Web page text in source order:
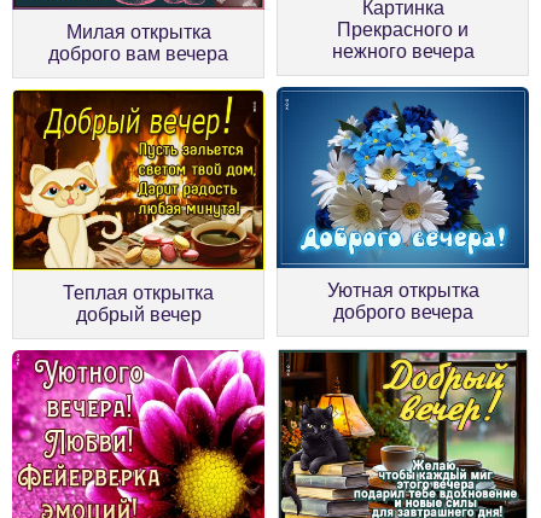
Картинка
Прекрасного и
нежного вечера
Милая открытка
доброго вам вечера
Уютная открытка
доброго вечера
Теплая открытка
добрый вечер